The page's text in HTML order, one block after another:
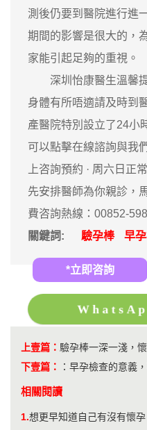
測後仍要到醫院進行進
期間的影響是很大的，
家能引起足夠的重視。
深圳怡康醫生溫馨提
身體有所唔適請及時到
產醫院特別設立了24小
可以點擊在線諮詢與我
上咨詢預約 · ‎周六日正
先安排醫師為你親診，
費咨詢熱線：00852-
關鍵詞:
驗孕棒 早
*立即咨詢
上壹篇： 驗孕棒一深一淺，
下壹篇：
： 早孕檢查的意義
相關閱讀
1.想更早知道自己有沒有懷